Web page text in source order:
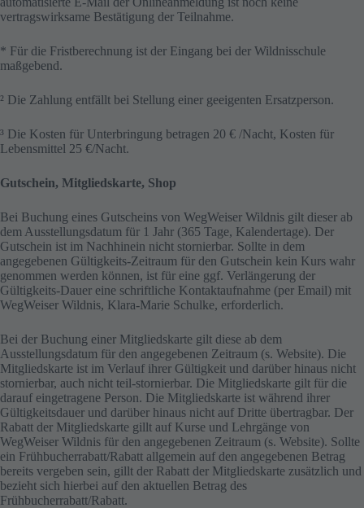
vertragswirksame Bestätigung der Teilnahme.
* Für die Fristberechnung ist der Eingang bei der Wildnisschule
maßgebend.
² Die Zahlung entfällt bei Stellung einer geeigenten Ersatzperson.
³ Die Kosten für Unterbringung betragen 20 € /Nacht, Kosten für
Lebensmittel 25 €/Nacht.
Gutschein, Mitgliedskarte, Shop
Bei Buchung eines Gutscheins von WegWeiser Wildnis gilt dieser ab
dem Ausstellungsdatum für 1 Jahr (365 Tage, Kalendertage). Der
Gutschein ist im Nachhinein nicht stornierbar. Sollte in dem
angegebenen Gültigkeits-Zeitraum für den Gutschein kein Kurs wahr
genommen werden können, ist für eine ggf. Verlängerung der
Gültigkeits-Dauer eine schriftliche Kontaktaufnahme (per Email) mit
WegWeiser Wildnis, Klara-Marie Schulke, erforderlich.
Bei der Buchung einer Mitgliedskarte gilt diese ab dem
Ausstellungsdatum für den angegebenen Zeitraum (s. Website). Die
Mitgliedskarte ist im Verlauf ihrer Gültigkeit und darüber hinaus nicht
stornierbar, auch nicht teil-stornierbar. Die Mitgliedskarte gilt für die
darauf eingetragene Person. Die Mitgliedskarte ist während ihrer
Gültigkeitsdauer und darüber hinaus nicht auf Dritte übertragbar. Der
Rabatt der Mitgliedskarte gillt auf Kurse und Lehrgänge von
WegWeiser Wildnis für den angegebenen Zeitraum (s. Website). Sollte
ein Frühbucherrabatt/Rabatt allgemein auf den angegebenen Betrag
bereits vergeben sein, gillt der Rabatt der Mitgliedskarte zusätzlich und
bezieht sich hierbei auf den aktuellen Betrag des
Frühbucherrabatt/Rabatt.